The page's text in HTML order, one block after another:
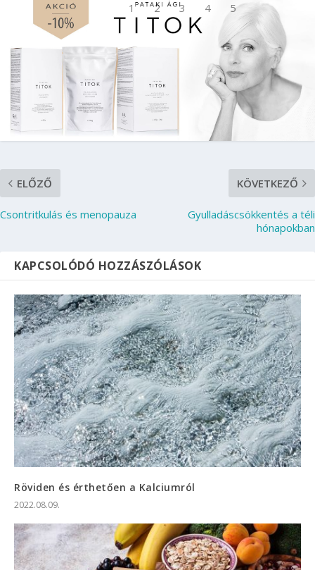
ELŐZŐ
Csontritkulás és menopauza
KÖVETKEZŐ
Gyulladáscsökkentés a téli
hónapokban
KAPCSOLÓDÓ HOZZÁSZÓLÁSOK
Röviden és érthetően a Kalciumról
2022.08.09.